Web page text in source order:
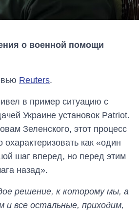
о военной помощи
Reuters.
в пример ситуацию с
Украине установок Patriot.
Зеленского, этот процесс
охарактеризовать как «один
шаг вперед, но перед этим
назад».
решение, к которому мы, а
и все остальные, приходим,
Сколько
картофеля
время большой
войны